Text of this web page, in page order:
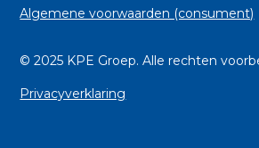
© 2025 KPE Groep. Alle rechten
Algemene voorwaarden (consument)
Privacyverklaring